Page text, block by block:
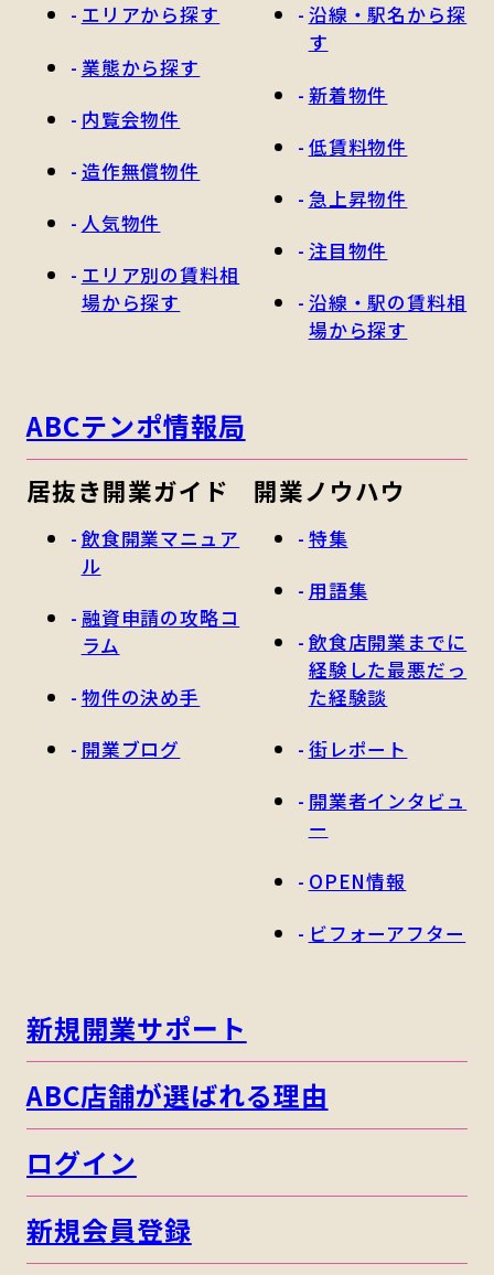
エリアから探す
業態から探す
内覧会物件
造作無償物件
人気物件
エリア別の賃料相
場から探す
沿線・駅名から探
す
新着物件
低賃料物件
急上昇物件
注目物件
沿線・駅の賃料相
場から探す
ABCテンポ情報局
居抜き開業ガイド
飲食開業マニュア
ル
融資申請の攻略コ
ラム
物件の決め手
開業ブログ
開業ノウハウ
特集
用語集
飲食店開業までに
経験した最悪だっ
た経験談
街レポート
開業者インタビュ
ー
OPEN情報
ビフォーアフター
新規開業サポート
ABC店舗が選ばれる理由
ログイン
新規会員登録